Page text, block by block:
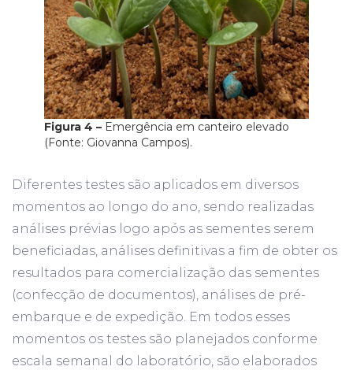
Figura 4 – Emergência em canteiro elevado
(Fonte: Giovanna Campos).
Diferentes testes são aplicados em diversos
momentos ao longo do ano, sendo realizadas
análises prévias logo após as sementes serem
beneficiadas, análises definitivas a fim de obter os
resultados para comercialização das sementes
(confecção de documentos), análises de pré-
embarque e de expedição. Em todos esses
momentos os testes são planejados conforme
escala semanal do laboratório, são elaborados